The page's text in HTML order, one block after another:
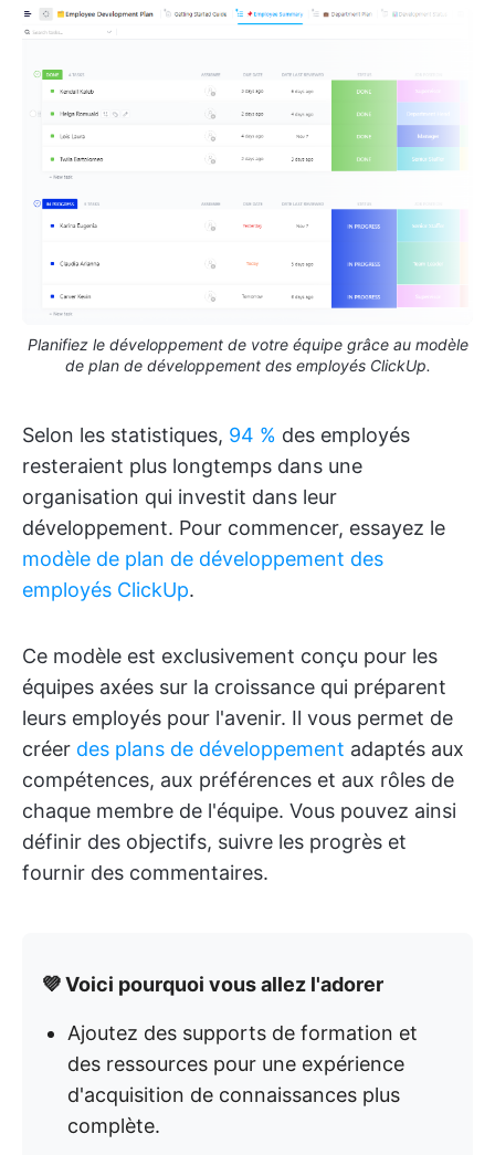
Planifiez le développement de votre équipe grâce au modèle
de plan de développement des employés ClickUp.
Selon les statistiques, 94 % des employés
resteraient plus longtemps dans une
organisation qui investit dans leur
développement. Pour commencer, essayez le
modèle de plan de développement des
employés ClickUp.
Ce modèle est exclusivement conçu pour les
équipes axées sur la croissance qui préparent
leurs employés pour l'avenir. Il vous permet de
créer des plans de développement adaptés aux
compétences, aux préférences et aux rôles de
chaque membre de l'équipe. Vous pouvez ainsi
définir des objectifs, suivre les progrès et
fournir des commentaires.
💜 Voici pourquoi vous allez l'adorer
Ajoutez des supports de formation et
des ressources pour une expérience
d'acquisition de connaissances plus
complète.